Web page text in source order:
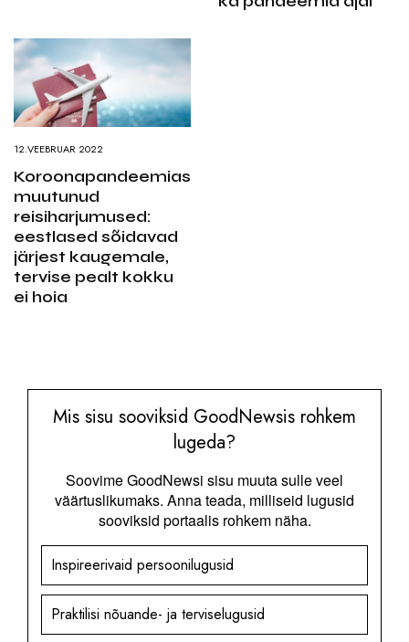
12.VEEBRUAR 2022
Koroonapandeemias
muutunud
reisiharjumused:
eestlased sõidavad
järjest kaugemale,
tervise pealt kokku
ei hoia
Mis sisu sooviksid GoodNewsis rohkem
lugeda?
Soovime GoodNewsi sisu muuta sulle veel
väärtuslikumaks. Anna teada, milliseid lugusid
sooviksid portaalis rohkem näha.
Inspireerivaid persoonilugusid
Praktilisi nõuande- ja terviselugusid